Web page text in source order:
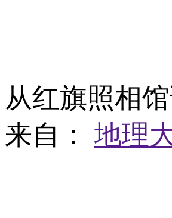
从红旗照相
来自： 地理